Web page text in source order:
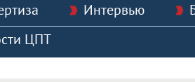
Интервью
ЦПТ